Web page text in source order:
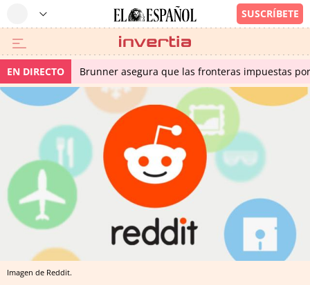
EN DIRECTO Brunner asegura que las fronteras impuestas
Imagen de Reddit.